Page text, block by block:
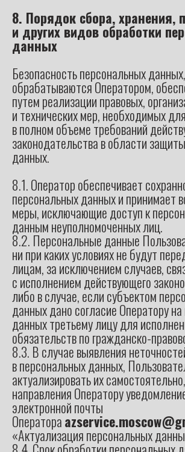
8. Порядок сбора, хранения,
и других видов обработки
данных
Безопасность персональных
обрабатываются Оператором,
путем реализации правовых,
и технических мер, необходимых
в полном объеме требований
законодательства в области
данных.
8.1. Оператор обеспечивает
персональных данных и принимает
меры, исключающие доступ к
данным неуполномоченных лиц.
8.2. Персональные данные
ни при каких условиях не будут
лицам, за исключением случаев,
с исполнением действующего
либо в случае, если субъектом
данных дано согласие Оператору
данных третьему лицу для
обязательств по гражданско-
8.3. В случае выявления
в персональных данных,
актуализировать их
направления Оператору
электронной почты
Оператора
«Актуализация персональных